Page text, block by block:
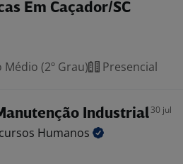
Em Caçador/SC
Médio (2º Grau) Presencial
Industrial30 jul
Humanos